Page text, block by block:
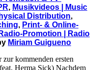
, Musikvideos | Music
Distribution,
, Print- & Online-
Radio-Promotion | Radio
Miriam Guigueno
kommenden ersten
Herma Sick) Nachdem